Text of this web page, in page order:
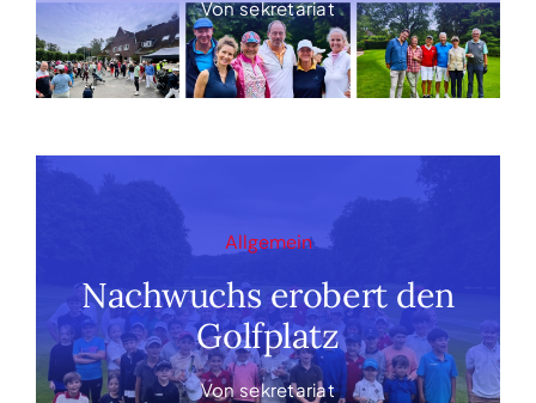
Vonsekretariat
Allgemein
Nachwuchs erobert den
Golfplatz
Vonsekretariat